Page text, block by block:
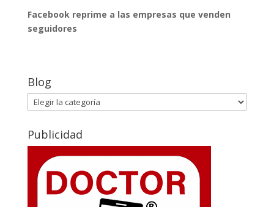
Facebook reprime a las empresas que venden
seguidores
Blog
Blog
Publicidad